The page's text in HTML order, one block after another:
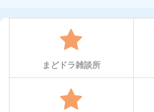
まどドラ雑談所